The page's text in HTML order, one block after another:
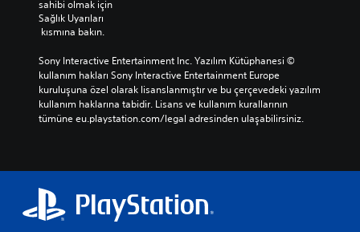
sahibi olmak için
Sağlık Uyarıları
kısmına bakın.
Sony Interactive Entertainment Inc. Yazılım Kütüphanesi ©
kullanım hakları Sony Interactive Entertainment Europe
kuruluşuna özel olarak lisanslanmıştır ve bu çerçevedeki yazılım
kullanım haklarına tabidir. Lisans ve kullanım kurallarının
tümüne eu.playstation.com/legal adresinden ulaşabilirsiniz.